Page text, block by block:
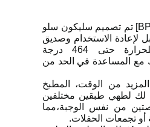
✅[ BPA-Free & Eco-Friendly] تم تصميم سليكون سلو
لإعادة الاستخدام وصديق
للبيئة.يوفر درع مقاوم للحرارة حتى 464 درجة
مع المساعدة في الحد من
1] توفير المزيد من الوقت، المطبخ
لك لطهي طبقين مختلفين
من نفس الوجبة،مما
أو تجمعات الحفلات.